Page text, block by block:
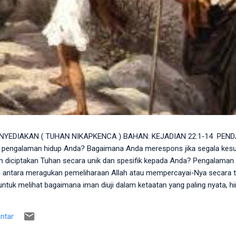
( TUHAN NIKAPKENCA ) BAHAN: KEJADIAN 22:1-14
hidup Anda? Bagaimana Anda merespons jika segala
diciptakan Tuhan secara unik dan spesifik kepada Anda?
meragukan pemeliharaan Allah atau mempercayai-Nya secara
melihat bagaimana iman diuji dalam ketaatan yang paling nyata,
Tanpa Menunda: Abraham bangun pagi-pagi, mempersiapkan